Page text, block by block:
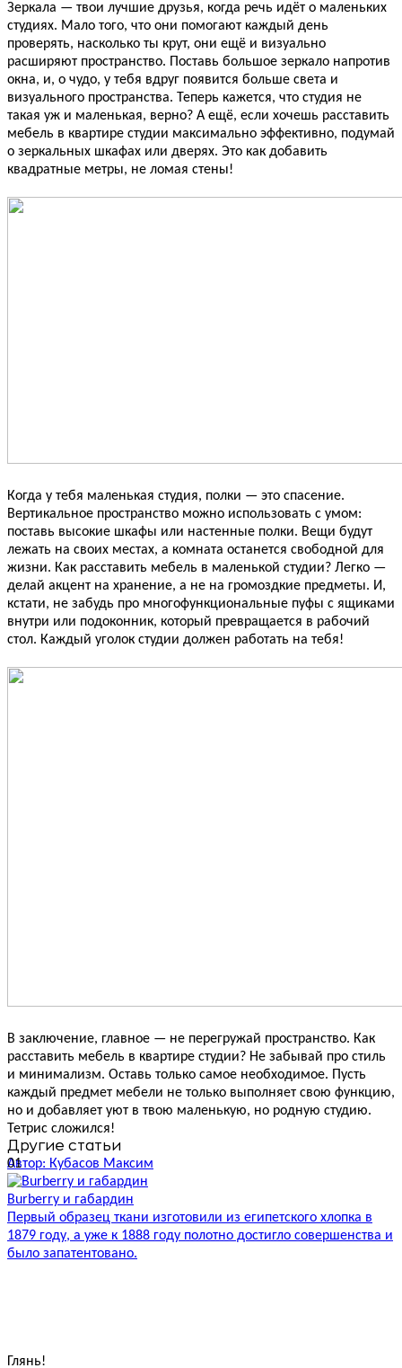
Зеркала — твои лучшие друзья, когда речь идёт о маленьких
студиях. Мало того, что они помогают каждый день
проверять, насколько ты крут, они ещё и визуально
расширяют пространство. Поставь большое зеркало напротив
окна, и, о чудо, у тебя вдруг появится больше света и
визуального пространства. Теперь кажется, что студия не
такая уж и маленькая, верно? А ещё, если хочешь расставить
мебель в квартире студии максимально эффективно, подумай
о зеркальных шкафах или дверях. Это как добавить
квадратные метры, не ломая стены!
Когда у тебя маленькая студия, полки — это спасение.
Вертикальное пространство можно использовать с умом:
поставь высокие шкафы или настенные полки. Вещи будут
лежать на своих местах, а комната останется свободной для
жизни. Как расставить мебель в маленькой студии? Легко —
делай акцент на хранение, а не на громоздкие предметы. И,
кстати, не забудь про многофункциональные пуфы с ящиками
внутри или подоконник, который превращается в рабочий
стол. Каждый уголок студии должен работать на тебя!
В заключение, главное — не перегружай пространство. Как
расставить мебель в квартире студии? Не забывай про стиль
и минимализм. Оставь только самое необходимое. Пусть
каждый предмет мебели не только выполняет свою функцию,
но и добавляет уют в твою маленькую, но родную студию.
Тетрис сложился!
Другие статьи
01
Автор: Кубасов Максим
Burberry и габардин
Первый образец ткани изготовили из египетского хлопка в
1879 году, а уже к 1888 году полотно достигло совершенства и
было запатентовано.
Глянь!